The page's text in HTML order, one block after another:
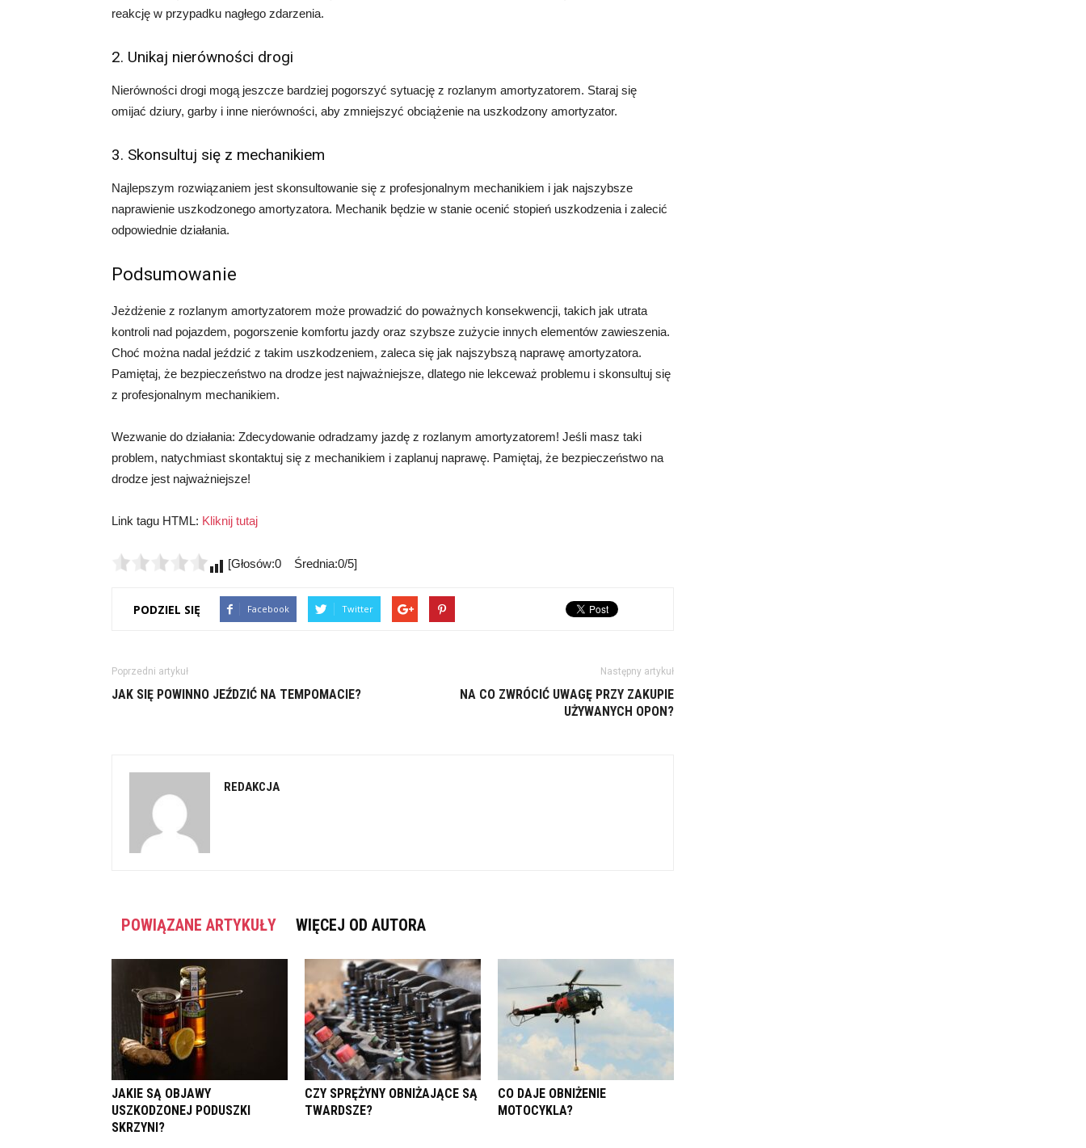
reakcję w przypadku nagłego zdarzenia.
2. Unikaj nierówności drogi
Nierówności drogi mogą jeszcze bardziej pogorszyć sytuację z rozlanym amortyzatorem. Staraj się
omijać dziury, garby i inne nierówności, aby zmniejszyć obciążenie na uszkodzony amortyzator.
3. Skonsultuj się z mechanikiem
Najlepszym rozwiązaniem jest skonsultowanie się z profesjonalnym mechanikiem i jak najszybsze
naprawienie uszkodzonego amortyzatora. Mechanik będzie w stanie ocenić stopień uszkodzenia i zalecić
odpowiednie działania.
Podsumowanie
Jeżdżenie z rozlanym amortyzatorem może prowadzić do poważnych konsekwencji, takich jak utrata
kontroli nad pojazdem, pogorszenie komfortu jazdy oraz szybsze zużycie innych elementów zawieszenia.
Choć można nadal jeździć z takim uszkodzeniem, zaleca się jak najszybszą naprawę amortyzatora.
Pamiętaj, że bezpieczeństwo na drodze jest najważniejsze, dlatego nie lekceważ problemu i skonsultuj się
z profesjonalnym mechanikiem.
Wezwanie do działania: Zdecydowanie odradzamy jazdę z rozlanym amortyzatorem! Jeśli masz taki
problem, natychmiast skontaktuj się z mechanikiem i zaplanuj naprawę. Pamiętaj, że bezpieczeństwo na
drodze jest najważniejsze!
Link tagu HTML: Kliknij tutaj
[Głosów:0 Średnia:0/5]
PODZIEL SIĘ Facebook Twitter
Poprzedni artykuł
JAK SIĘ POWINNO JEŹDZIĆ NA TEMPOMACIE?
Następny artykuł
NA CO ZWRÓCIĆ UWAGĘ PRZY ZAKUPIE
UŻYWANYCH OPON?
REDAKCJA
POWIĄZANE ARTYKUŁY WIĘCEJ OD AUTORA
JAKIE SĄ OBJAWY
USZKODZONEJ PODUSZKI
SKRZYNI?
CZY SPRĘŻYNY OBNIŻAJĄCE SĄ
TWARDSZE?
CO DAJE OBNIŻENIE
MOTOCYKLA?